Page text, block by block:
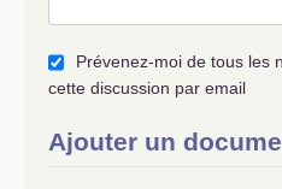
Prévenez-moi de tous les
cette discussion par email
Ajouter un